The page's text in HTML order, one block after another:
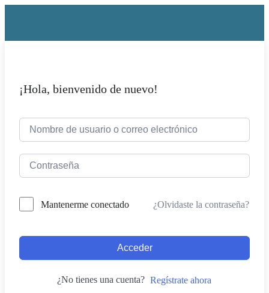
¡Hola, bienvenido de nuevo!
Mantenerme conectado ¿Olvidaste la contraseña?
Acceder
¿No tienes una cuenta? Regístrate ahora